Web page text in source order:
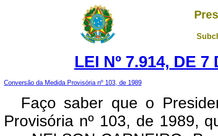
LEI Nº 7.914, DE
Conversão da Medida Provisória nº 103, de 1989
Faço saber que o
Provisória nº 103, de 1989,